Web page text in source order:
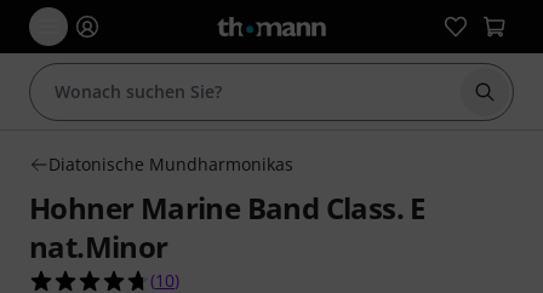
Suche
Diatonische Mundharmonikas
Hohner Marine Band Class. E
nat.Minor
4.7 von 5 Sternen aus 10 Kundenbewertungen
(10)